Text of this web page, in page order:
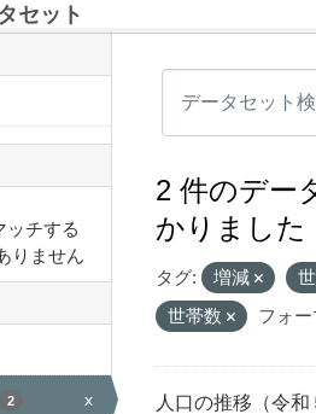
セット
ッチする
りません
2 x
2 件のデー
かりました
タグ: 増減
世帯数
フォ
人口の推移（令和